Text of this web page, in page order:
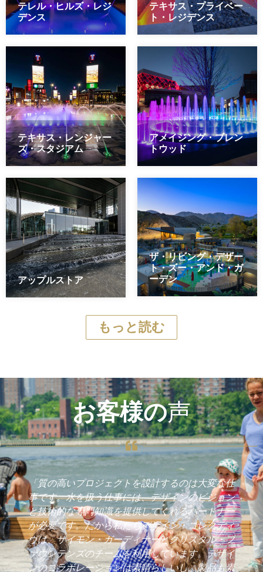
テレル・ヒルズ・レジ
デンス
テキサス・プライベー
ト・レジデンス
テキサス・レンジャー
ズ・スタジアム
アメイジング・ブレン
トウッド
アップルストア
ザ・リビング・デザー
ト・ズー・アンド・ガ
ーデン
もっと読む
お客様の声
「質の高いプロジェクトを設計するのは大変な仕
事です。水を扱う仕事には、デザインのビジョン
と技術的な専門知識を提供してくれるパートナー
が必要です。だから私たちデザイン・コレクティ
ヴは、サイモン・ガーディナーとクリスタル・フ
ァウンテンズのチームを利用しています。デザイ
ンのコラボレーションは素晴らしいし、製品も素